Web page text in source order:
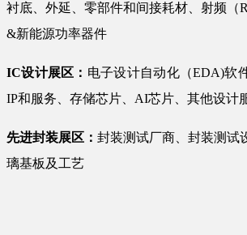
衬底、外延、零部件和间接耗材、射频（
&新能源功率器件
IC设计展区： 电子设计自动化（EDA)软
IP和服务、存储芯片、AI芯片、其他设计
先进封装展区： 封装测试厂商、封装测试
璃基板及工艺